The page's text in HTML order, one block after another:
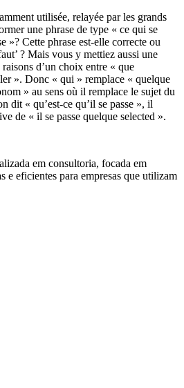
utilisée, relayée par les grands
une phrase de type « ce qui se
»? Cette phrase est-elle correcte ou
? Mais vous y mettiez aussi une
d’un choix entre « que
». Donc « qui » remplace « quelque
» au sens où il remplace le sujet du
dit « qu’est-ce qu’il se passe », il
de « il se passe quelque selected ».
em consultoria, focada em
e eficientes para empresas que utilizam